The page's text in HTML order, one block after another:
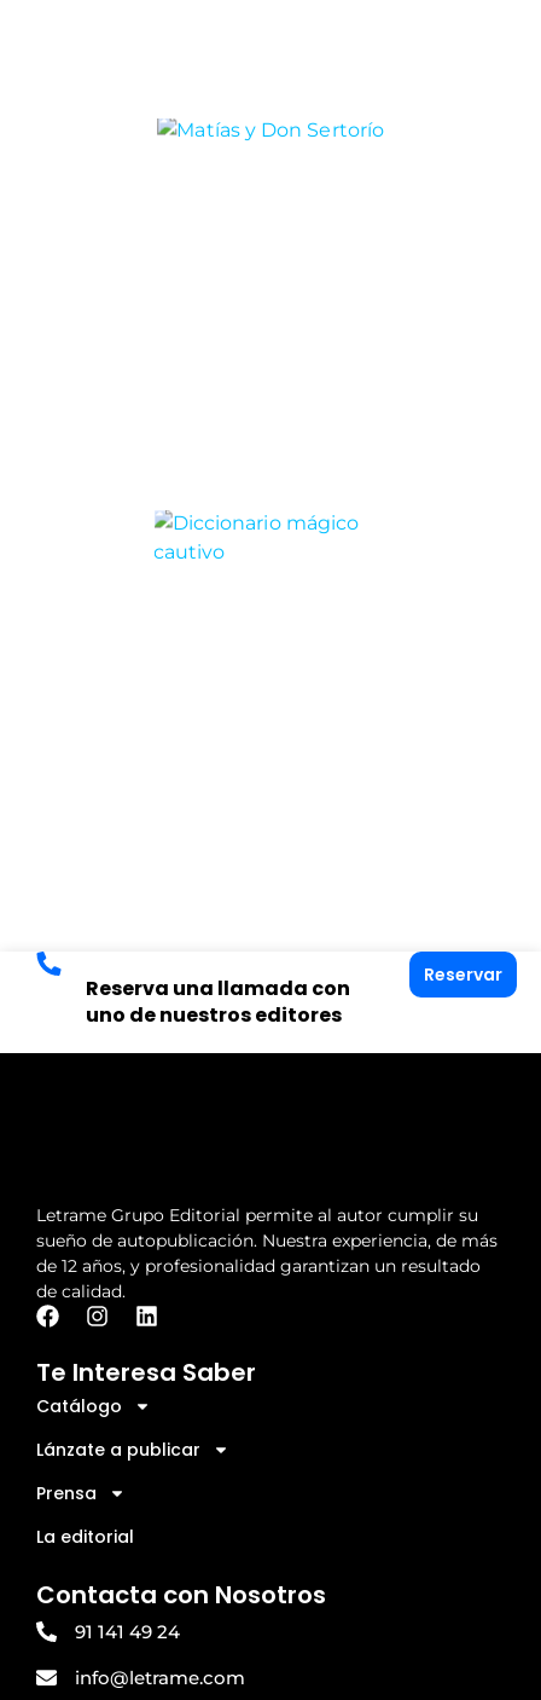
Reserva una llamada con
uno de nuestros editores
Reservar
Letrame Grupo Editorial permite al autor cumplir su
sueño de autopublicación. Nuestra experiencia, de más
de 12 años, y profesionalidad garantizan un resultado
de calidad.
Te Interesa Saber
Catálogo
Lánzate a publicar
Prensa
La editorial
Contacta con Nosotros
91 141 49 24
info@letrame.com